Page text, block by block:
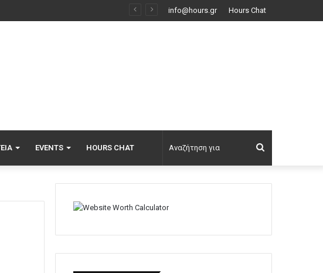
info@hours.gr Hours Chat
EVENTS HOURS CHAT
για